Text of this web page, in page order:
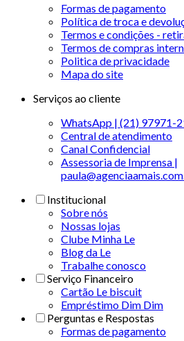
Formas de pagamento
Política de troca e
Termos e condições -
Termos de compras
Politica de privacidade
Mapa do site
Serviços ao cliente
WhatsApp | (21) 97971-
Central de atendimento
Canal Confidencial
Assessoria de Imprensa |
Institucional
Sobre nós
Nossas lojas
Clube Minha Le
Blog da Le
Trabalhe conosco
Serviço Financeiro
Cartão Le biscuit
Empréstimo Dim Dim
Perguntas e Respostas
Formas de pagamento